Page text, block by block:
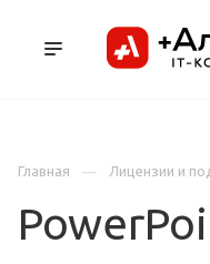
Главная
Лицензии и